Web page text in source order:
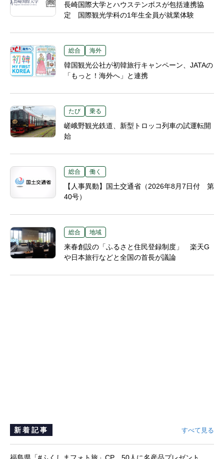
長崎国際大学とハウステンボスが包括連携協
定 国際観光学科の1年生全員が就業体験
総合 海外
韓国観光公社が初韓旅行キャンペーン、JATAの
「もっと！海外へ」と連携
たび 乗る
嵯峨野観光鉄道、新型トロッコ列車の試運転開
始
総合 働く
【人事異動】国土交通省（2026年8月7日付 第
40号）
総合 地域
来春創設の「ふるさと住民登録制度」 楽天G
や日本旅行などと全国の首長が議論
新着記事 すべて見る